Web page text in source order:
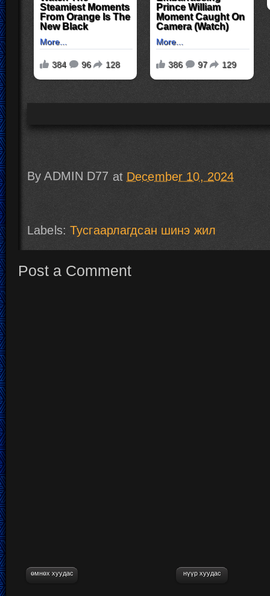
ByADMIN D77 at December 10, 2024
Labels:Тусгаарлагдсан шинэ жил
Post a Comment
өмнөх хуудас нүүр хуудас